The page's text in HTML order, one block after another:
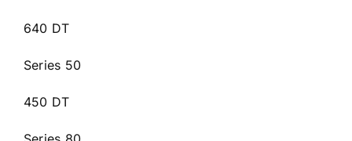
640 DT
Series 50
450 DT